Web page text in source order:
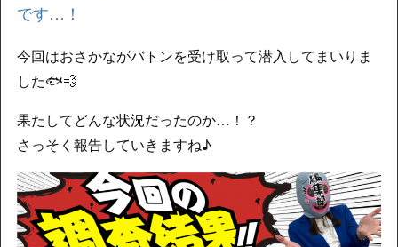
です…！
今回はおさかながバトンを受け取って潜入してまいりま
した🐟💨
果たしてどんな状況だったのか…！？
さっそく報告していきますね♪